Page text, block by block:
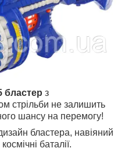
бластер з
стрільби не залишить
шансу на перемогу!
бластера, навіяний
баталії.